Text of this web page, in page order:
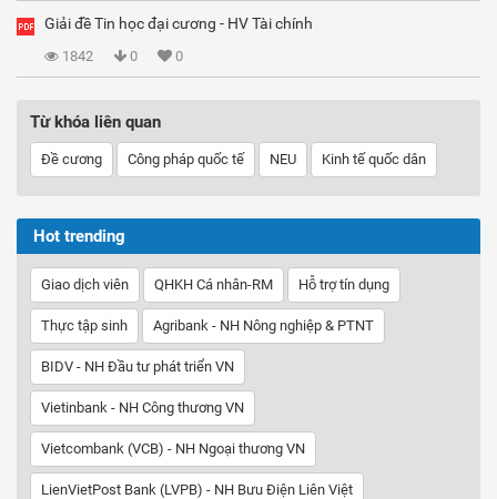
Giải đề Tin học đại cương - HV Tài chính
1842 0 0
Từ khóa liên quan
Đề cương Công pháp quốc tế NEU Kinh tế quốc dân
Hot trending
Giao dịch viên QHKH Cá nhân-RM Hỗ trợ tín dụng
Thực tập sinh Agribank - NH Nông nghiệp & PTNT
BIDV - NH Đầu tư phát triển VN
Vietinbank - NH Công thương VN
Vietcombank (VCB) - NH Ngoại thương VN
LienVietPost Bank (LVPB) - NH Bưu Điện Liên Việt